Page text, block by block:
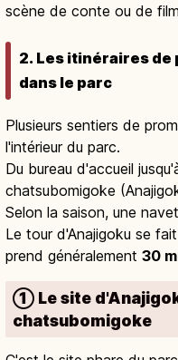
scène de conte ou de
2. Les itinéraires
dans le parc
Plusieurs sentiers de
l'intérieur du parc.
Du bureau d'accueil
chatsubomigoke
Selon la saison, une
Le tour d'Anajigoku se
prend généralement 30
① Le site
chatsubomigoke